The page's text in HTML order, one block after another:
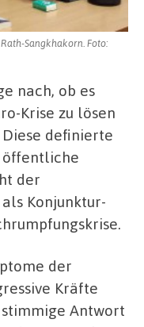
Sangkhakorn. Foto:
nach, ob es
Krise zu lösen
definierte
öffentliche
der
Konjunktur-
der
Kräfte
Antwort